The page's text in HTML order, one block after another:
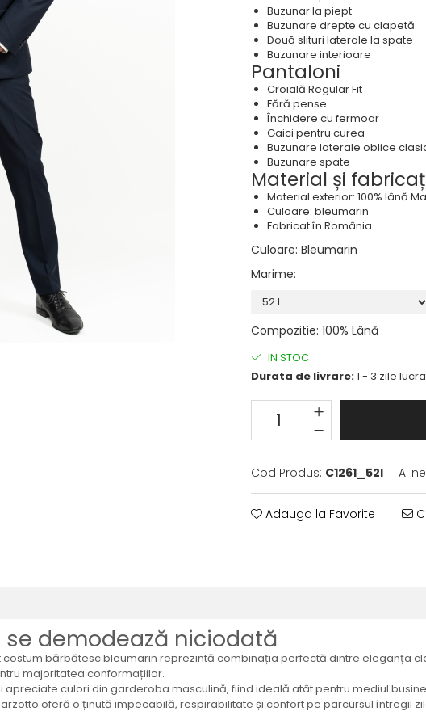
Buzunar la piept
Buzunare drepte cu clapetă
Două slituri laterale la spate
Buzunare interioare
Pantaloni
Croială Regular Fit
Fără pense
Închidere cu fermoar
Gaici pentru curea
Buzunare laterale oblice
Buzunare spate
Material și
Material exterior: 100% lână
Culoare: bleumarin
Fabricat în România
Culoare: Bleumarin
Marime:
Compozitie: 100% Lână
IN STOC
Durata de livrare:1 - 3 zile
Cod Produs: C1261_52I Ai
Adauga la Favorite
demodează niciodată
costum bărbătesc bleumarin reprezintă combinația perfectă dintre eleganța
majoritatea conformațiilor.
culori din garderoba masculină, fiind ideală atât pentru mediul
oferă o ținută impecabilă, respirabilitate și confort pe parcursul întregii